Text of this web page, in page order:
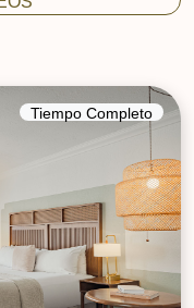
Tiempo Completo